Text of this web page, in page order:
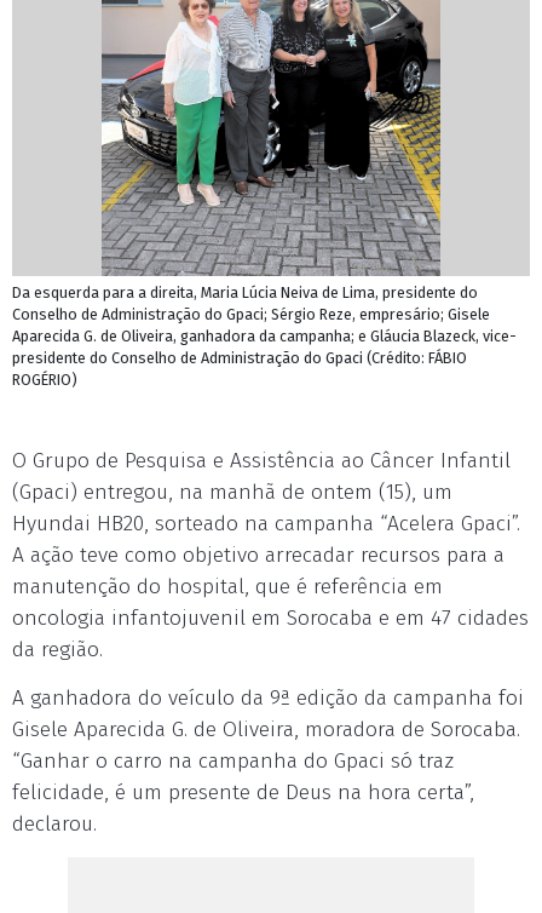
Da esquerda para a direita, Maria Lúcia Neiva de Lima, presidente do
Conselho de Administração do Gpaci; Sérgio Reze, empresário; Gisele
Aparecida G. de Oliveira, ganhadora da campanha; e Gláucia Blazeck, vice-
presidente do Conselho de Administração do Gpaci (Crédito: FÁBIO
ROGÉRIO)
O Grupo de Pesquisa e Assistência ao Câncer Infantil
(Gpaci) entregou, na manhã de ontem (15), um
Hyundai HB20, sorteado na campanha “Acelera Gpaci”.
A ação teve como objetivo arrecadar recursos para a
manutenção do hospital, que é referência em
oncologia infantojuvenil em Sorocaba e em 47 cidades
da região.
A ganhadora do veículo da 9ª edição da campanha foi
Gisele Aparecida G. de Oliveira, moradora de Sorocaba.
“Ganhar o carro na campanha do Gpaci só traz
felicidade, é um presente de Deus na hora certa”,
declarou.